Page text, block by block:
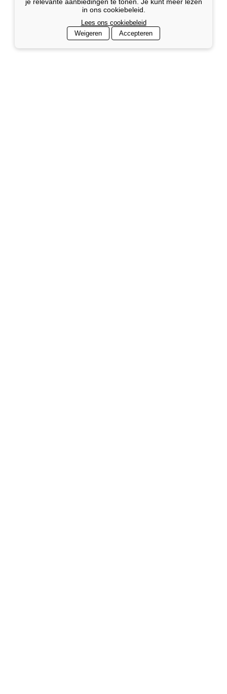
in ons cookiebeleid.
Lees ons cookiebeleid
Weigeren
Accepteren